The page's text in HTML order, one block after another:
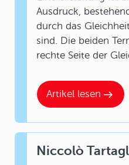
Artikel lesen
Ausdruck,
durch das
sind. Die beiden
rechte Seite der
Niccolò